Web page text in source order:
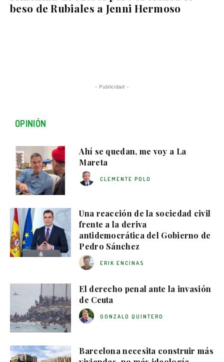
beso de Rubiales a Jenni Hermoso
- Publicidad -
OPINIÓN
Ahí se quedan, me voy a La
Mareta
CLEMENTE POLO
Una reacción de la sociedad civil
frente a la deriva
antidemocrática del Gobierno de
Pedro Sánchez
ERIK ENCINAS
El derecho penal ante la invasión
de Ceuta
GONZALO QUINTERO
Barcelona necesita construir más